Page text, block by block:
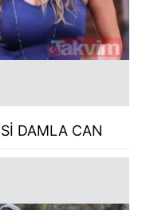
DAMLA CAN